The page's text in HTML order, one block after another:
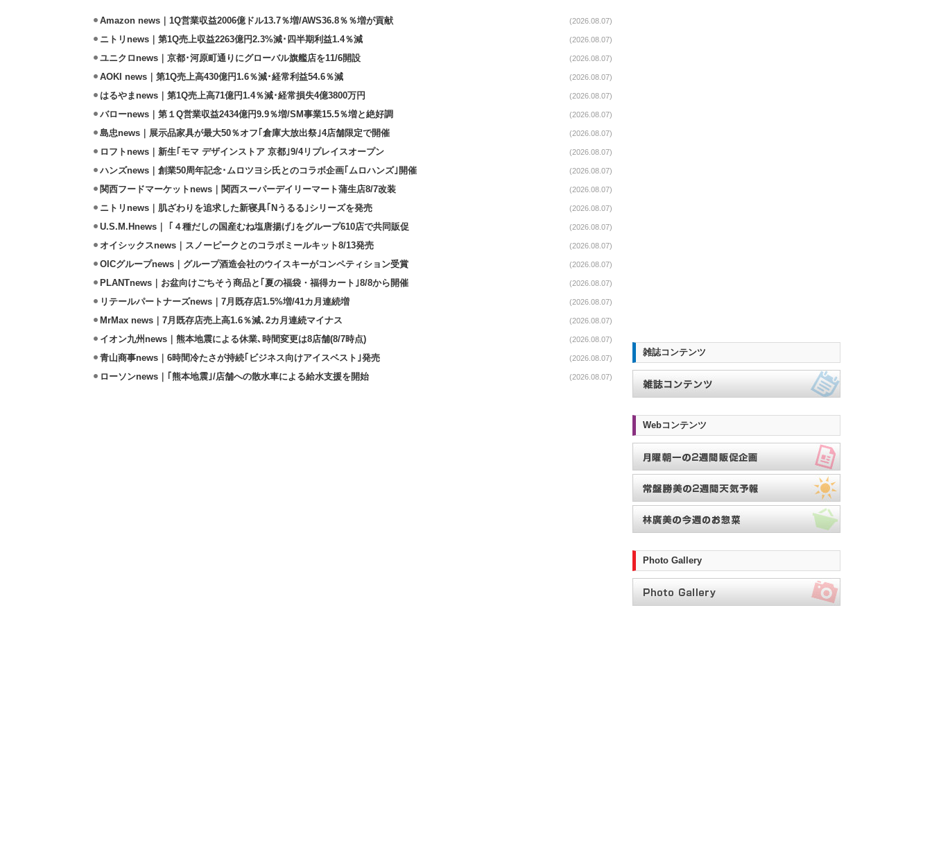
Amazon news｜1Q営業収益2006億ドル13.7％増/AWS36.8％％増が貢献 (2026.08.07)
ニトリnews｜第1Q売上収益2263億円2.3%減･四半期利益1.4％減 (2026.08.07)
ユニクロnews｜京都･河原町通りにグローバル旗艦店を11/6開設 (2026.08.07)
AOKI news｜第1Q売上高430億円1.6％減･経常利益54.6％減 (2026.08.07)
はるやまnews｜第1Q売上高71億円1.4％減･経常損失4億3800万円 (2026.08.07)
バローnews｜第１Q営業収益2434億円9.9％増/SM事業15.5％増と絶好調 (2026.08.07)
島忠news｜展示品家具が最大50％オフ｢倉庫大放出祭｣4店舗限定で開催 (2026.08.07)
ロフトnews｜新生｢モマ デザインストア 京都｣9/4リプレイスオープン (2026.08.07)
ハンズnews｜創業50周年記念･ムロツヨシ氏とのコラボ企画｢ムロハンズ｣開催 (2026.08.07)
関西フードマーケットnews｜関西スーパーデイリーマート蒲生店8/7改装 (2026.08.07)
ニトリnews｜肌ざわりを追求した新寝具｢Nうるる｣シリーズを発売 (2026.08.07)
U.S.M.Hnews｜ ｢４種だしの国産むね塩唐揚げ｣をグループ610店で共同販促 (2026.08.07)
オイシックスnews｜スノーピークとのコラボミールキット8/13発売 (2026.08.07)
OICグループnews｜グループ酒造会社のウイスキーがコンペティション受賞 (2026.08.07)
PLANTnews｜お盆向けごちそう商品と｢夏の福袋・福得カート｣8/8から開催 (2026.08.07)
リテールパートナーズnews｜7月既存店1.5%増/41カ月連続増 (2026.08.07)
MrMax news｜7月既存店売上高1.6％減､2カ月連続マイナス (2026.08.07)
イオン九州news｜熊本地震による休業､時間変更は8店舗(8/7時点) (2026.08.07)
青山商事news｜6時間冷たさが持続｢ビジネス向けアイスベスト｣発売 (2026.08.07)
ローソンnews｜｢熊本地震｣/店舗への散水車による給水支援を開始 (2026.08.07)
雑誌コンテンツ
Webコンテンツ
Photo Gallery